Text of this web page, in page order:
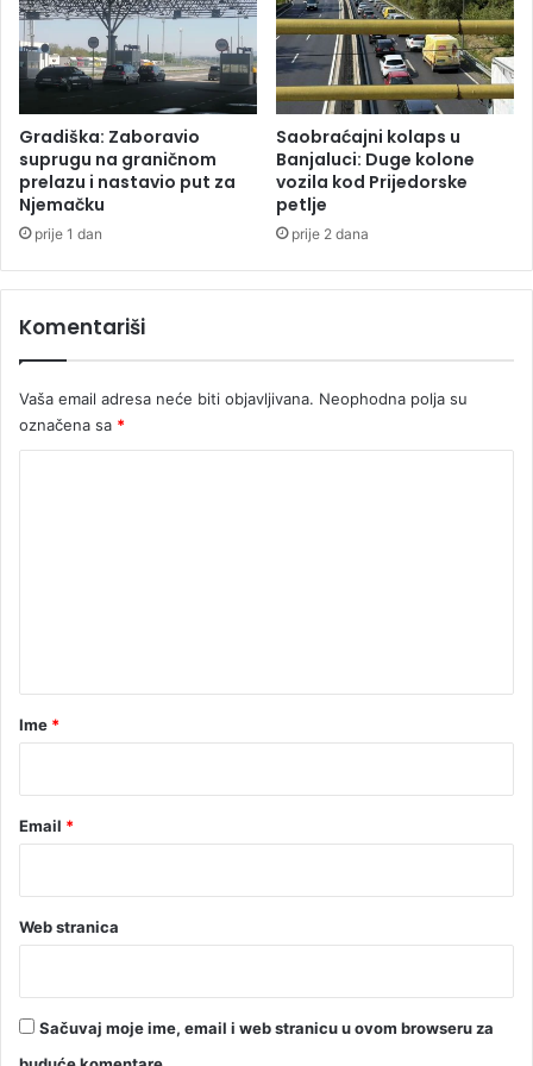
d
j
e
u
n
a
e
k
r
j
u
Gradiška: Zaboravio
suprugu na graničnom
prelazu i nastavio put za
Njemačku
prije 1 dan
Saobraćajni kolaps u
Banjaluci: Duge kolone
vozila kod Prijedorske
petlje
prije 2 dana
Komentariši
Vaša email adresa neće biti objavljivana. Neophodna polja su
označena sa *
rIme *
Email *
Web stranica
Sačuvaj moje ime, email i web stranicu u ovom browseru za